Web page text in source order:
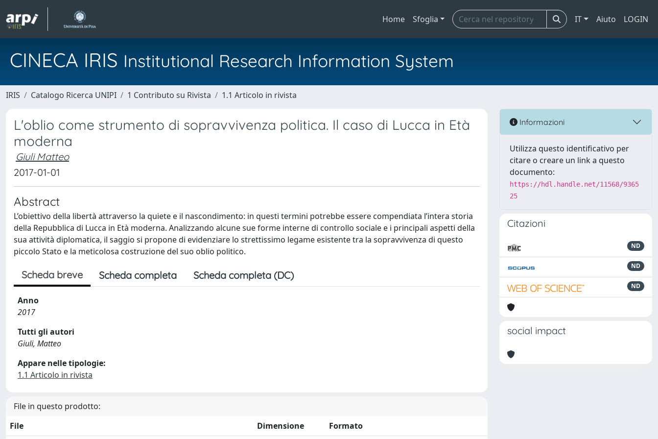
Home Sfoglia IT Aiuto LOGIN
CINECA IRIS Institutional Research Information System
IRIS Catalogo Ricerca UNIPI 1 Contributo su Rivista 1.1 Articolo in rivista
L'oblio come strumento di sopravvivenza politica. Il caso di Lucca in Età
moderna
Giuli Matteo
2017-01-01
Abstract
L’obiettivo della libertà attraverso la quiete e il nascondimento: in questi termini potrebbe essere compendiata l’intera storia
della Repubblica di Lucca in Età moderna. Analizzando alcune sue forme interne di controllo sociale e i principali aspetti della
sua attività diplomatica, il saggio si propone di evidenziare lo strettissimo legame esistente tra la sopravvivenza di questo
piccolo Stato e la meticolosa costruzione del suo oblio politico.
Scheda breve Scheda completa Scheda completa (DC)
Anno
2017
Tutti gli autori
Giuli, Matteo
Appare nelle tipologie:
1.1 Articolo in rivista
File in questo prodotto:
File
Dimensione Formato
Informazioni
Utilizza questo identificativo per
citare o creare un link a questo
documento:
https://hdl.handle.net/11568/9365
25
Citazioni
ND
ND
ND
social impact